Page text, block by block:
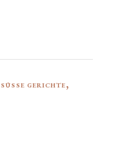
SÜSSE GERICHTE